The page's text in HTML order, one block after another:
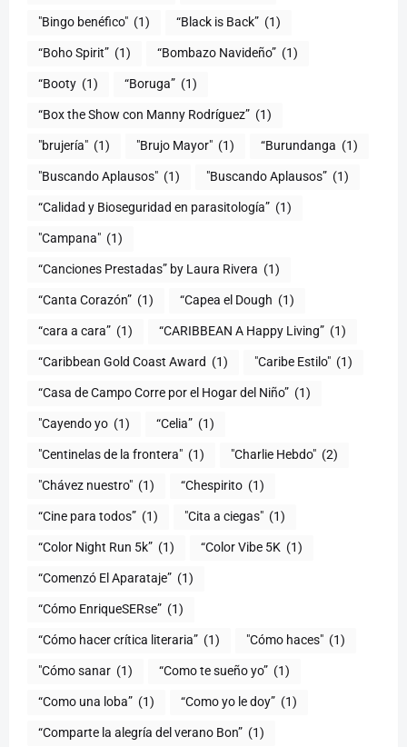
"Bingo benéfico" (1) “Black is Back” (1)
“Boho Spirit” (1) “Bombazo Navideño” (1)
“Booty (1) “Boruga” (1)
“Box the Show con Manny Rodríguez” (1)
"brujería" (1) "Brujo Mayor" (1) “Burundanga (1)
"Buscando Aplausos" (1) "Buscando Aplausos” (1)
(1)
"Campana" (1)
“Canciones Prestadas” by Laura Rivera (1)
“Canta Corazón” (1) “Capea el Dough (1)
“cara a cara” (1) “CARIBBEAN A Happy Living” (1)
(1) "Caribe Estilo" (1)
“Casa de Campo Corre por el Hogar del Niño” (1)
"Cayendo yo (1) (1)
"Centinelas de la frontera" (1) "Charlie Hebdo" (2)
"Chávez nuestro" (1) “Chespirito (1)
“Cine para todos” (1) "Cita a ciegas" (1)
“Color Night Run 5k” (1) “Color Vibe 5K (1)
“Comenzó El Aparataje” (1)
“Cómo EnriqueSERse” (1)
(1) "Cómo haces" (1)
"Cómo sanar (1) “Como te sueño yo” (1)
“Como una loba” (1) “Como yo le doy” (1)
“Comparte la alegría del verano Bon” (1)